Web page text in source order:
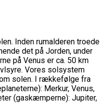
Inden rumalderen troede
det på Jorden, under
på Venus er ca. 50 km
Vores solsystem
solen. I rækkefølge fra
Merkur, Venus,
(gaskæmperne): Jupiter,